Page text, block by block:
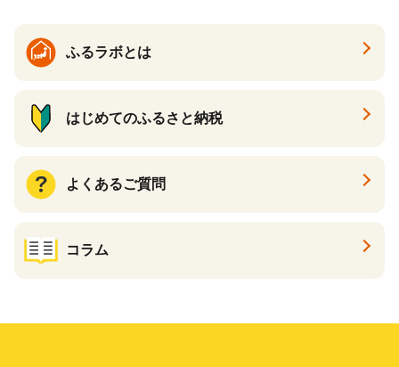
ギフト ふるさと納税 ）
ふるラボとは
はじめてのふるさと納税
よくあるご質問
コラム